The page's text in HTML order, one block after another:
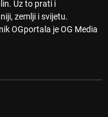
Uz to prati i
zemlji i svijetu.
OGportala je OG Media